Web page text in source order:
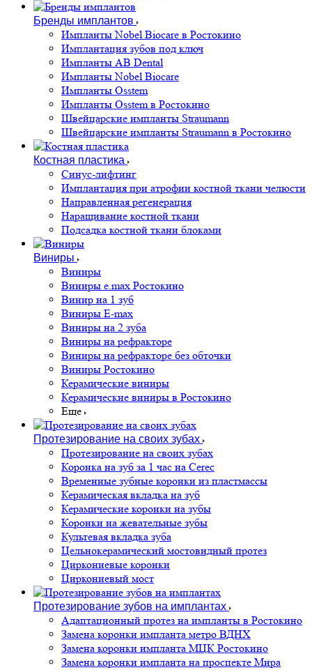
Бренды имплантов
Импланты Nobel Biocare в Ростокино
Имплантация зубов под ключ
Импланты AB Dental
Импланты Nobel Biocare
Импланты Osstem
Импланты Osstem в Ростокино
Швейцарские импланты Straumann
Швейцарские импланты Straumann в Ростокино
Костная пластика
Cинус-лифтинг
Имплантация при атрофии костной ткани челюсти
Направленная регенерация
Наращивание костной ткани
Подсадка костной ткани блоками
Виниры
Виниры
Виниры e.max Ростокино
Винир на 1 зуб
Виниры E-max
Виниры на 2 зуба
Виниры на рефракторе
Виниры на рефракторе без обточки
Виниры Ростокино
Керамические виниры
Керамические виниры в Ростокино
Еще
Протезирование на своих зубах
Протезирование на своих зубах
Коронка на зуб за 1 час на Cerec
Временные зубные коронки из пластмассы
Керамическая вкладка на зуб
Керамические коронки на зубы
Коронки на жевательные зубы
Культевая вкладка зуба
Цельнокерамический мостовидный протез
Циркониевые коронки
Циркониевый мост
Протезирование зубов на имплантах
Адаптационный протез на импланты в Ростокино
Замена коронки импланта метро ВДНХ
Замена коронки импланта МЦК Ростокино
Замена коронки импланта на проспекте Мира